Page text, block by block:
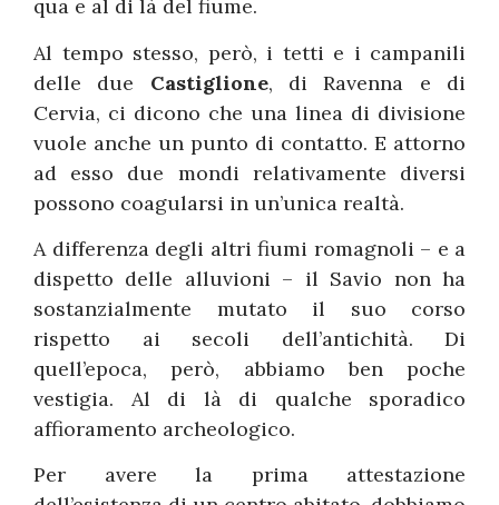
qua e al di là del fiume.
Al tempo stesso, però, i tetti e i campanili
delle due Castiglione, di Ravenna e di
Cervia, ci dicono che una linea di divisione
vuole anche un punto di contatto. E attorno
ad esso due mondi relativamente diversi
possono coagularsi in un’unica realtà.
A differenza degli altri fiumi romagnoli – e a
dispetto delle alluvioni – il Savio non ha
sostanzialmente mutato il suo corso
rispetto ai secoli dell’antichità. Di
quell’epoca, però, abbiamo ben poche
vestigia. Al di là di qualche sporadico
affioramento archeologico.
Per avere la prima attestazione